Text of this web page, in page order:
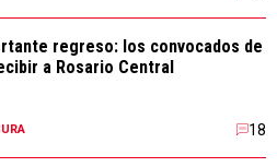
regreso: los convocados de
a Rosario Central
18